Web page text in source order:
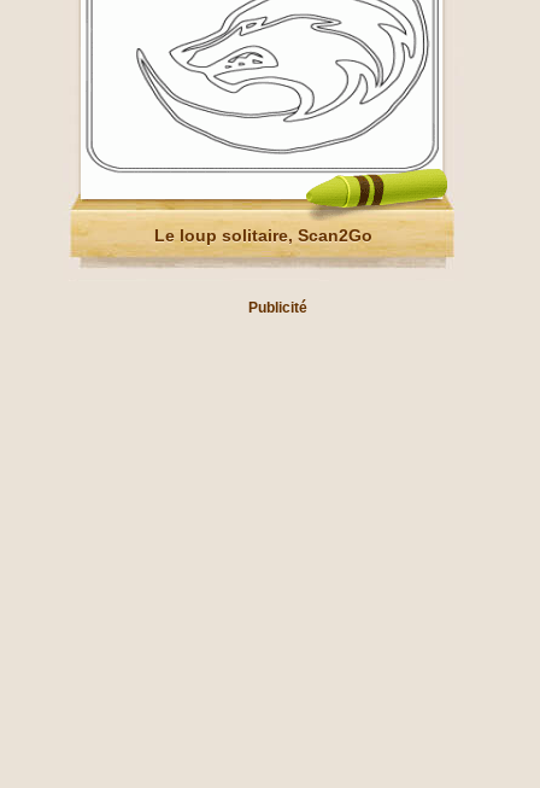
Le loup solitaire, Scan2Go
Publicité